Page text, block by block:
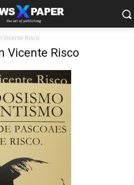
Vicente Risco
Vicente Risco